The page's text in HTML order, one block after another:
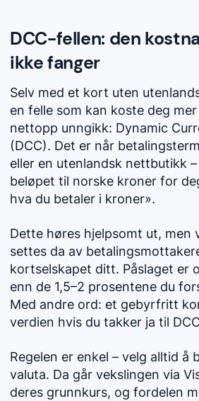
DCC-fellen: den
ikke fanger
Selv med et kort uten
en felle som kan koste deg
nettopp unngikk: Dynamic
(DCC). Det er når
eller en utenlandsk nettbutikk
beløpet til norske kroner for
hva du betaler i kroner».
Dette høres hjelpsomt ut, men
settes da av
kortselskapet ditt. Påslaget er
enn de 1,5–2 prosentene du
Med andre ord: et gebyrfritt
verdien hvis du takker ja til
Regelen er enkel – velg alltid å
valuta. Da går vekslingen via
deres grunnkurs, og fordelen